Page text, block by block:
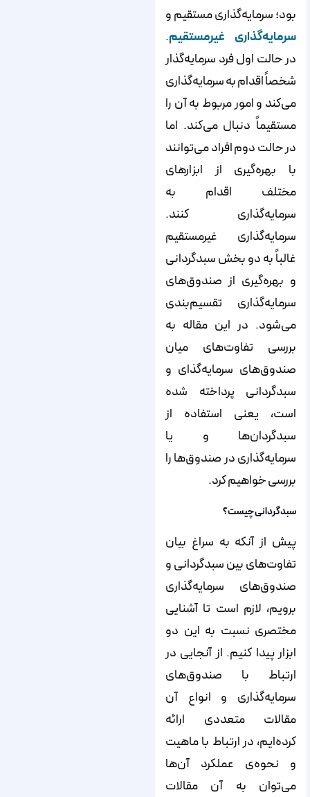
بود؛ سرمایه‌گذاری مستقیم و
سرمایه‌گذاری غیرمستقیم.
در حالت اول فرد سرمایه‌گذار
شخصاً اقدام به سرمایه‌گذاری
می‌کند و امور مربوط به آن را
مستقیماً دنبال می‌کند. اما
در حالت دوم افراد می‌توانند
با بهره‌گیری از ابزار‌های
مختلف اقدام به
سرمایه‌گذاری کنند.
سرمایه‌گذاری غیرمستقیم
غالباً به دو بخش سبدگردانی
و بهره‌گیری از صندوق‌های
سرمایه‌گذاری تقسیم‌بندی
می‌شود. در این مقاله به
بررسی تفاوت‌های میان
صندوق‌های سرمایه‌گذای و
سبدگردانی پرداخته شده
است، یعنی استفاده از
سبدگردان‌ها و یا
سرمایه‌گذاری در صندوق‌ها را
بررسی خواهیم کرد.
سبدگردانی چیست؟
پیش از آنکه به سراغ بیان
تفاوت‌های بین سبدگردانی و
صندوق‌های سرمایه‌گذاری
برویم، لازم است تا آشنایی
مختصری نسبت به این دو
ابزار پیدا کنیم. از آنجایی در
ارتباط با صندوق‌های
سرمایه‌گذاری و انواع آن
مقالات متعددی ارائه
کرده‌ایم، در ارتباط با ماهیت
و نحوه‌ی عملکرد آن‌ها
می‌توان به آن مقالات